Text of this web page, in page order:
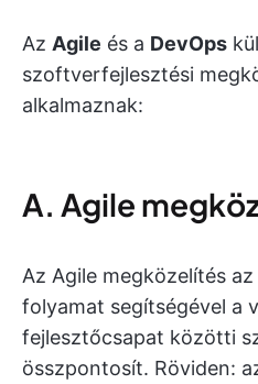
Az Agile és a DevOps
szoftverfejlesztési
alkalmaznak:
A. Agile
Az Agile megközelítés
folyamat segítségével a
fejlesztőcsapat közötti
összpontosít. Röviden: